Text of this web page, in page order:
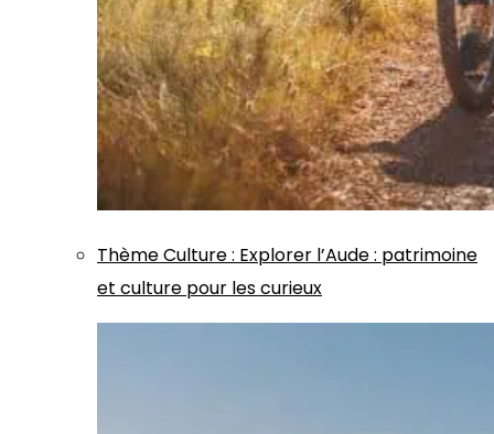
ThèmeCulture: Explorer l’Aude : patrimoine
et culture pour les curieux